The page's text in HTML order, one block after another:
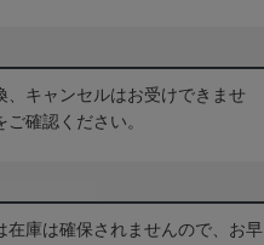
、キャンセルはお受けできませ
ご確認ください。
在庫は確保されませんので、お早